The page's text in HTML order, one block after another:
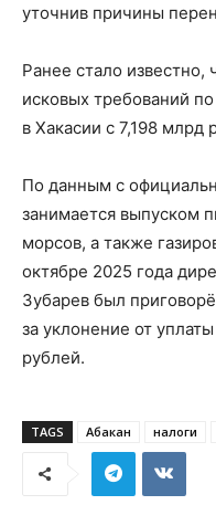
уточнив причины
Ранее стало
исковых требований
в Хакасии с 7,198 млрд
По данным с
занимается выпуском
морсов, а также
октябре 2025 года
Зубарев был
за уклонение от
рублей.
TAGS Абакан налоги